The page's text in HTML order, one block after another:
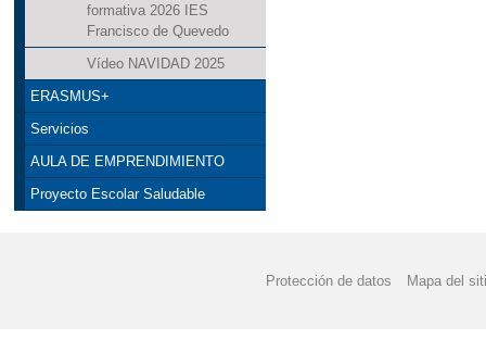
formativa 2026 IES
Francisco de Quevedo
Vídeo NAVIDAD 2025
ERASMUS+
Servicios
AULA DE EMPRENDIMIENTO
Proyecto Escolar Saludable
Protección de datos Mapa del